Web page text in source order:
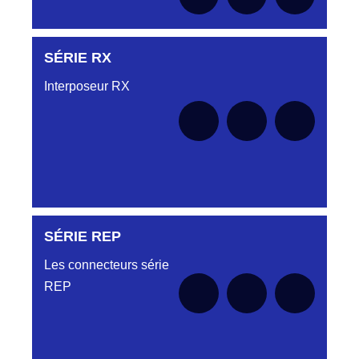
Aucune pièce disponible pour cette série pour
SÉRIE RX
Interposeur RX
Aucune pièce disponible pour cette série pour
SÉRIE REP
Les connecteurs série
REP